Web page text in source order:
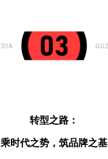
转型之路：
乘时代之势，筑品牌之基